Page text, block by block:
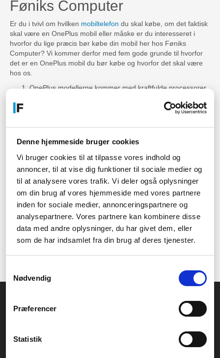
Denne hjemmeside bruger cookies
Vi bruger cookies til at tilpasse vores indhold og
annoncer, til at vise dig funktioner til sociale medier og
til at analysere vores trafik. Vi deler også oplysninger
om din brug af vores hjemmeside med vores partnere
inden for sociale medier, annonceringspartnere og
analysepartnere. Vores partnere kan kombinere disse
data med andre oplysninger, du har givet dem, eller
som de har indsamlet fra din brug af deres tjenester.
Nødvendig
Præferencer
Statistik
Føniks Computer
Er du i tvivl om hvilken mobiltelefon du skal købe, om det faktisk
skal være en OnePlus mobil eller måske er du interesseret i
hvorfor du lige præcis bør købe din mobil her hos Føniks
Computer? Vi kommer derfor med fem gode grunde til hvorfor
det er en OnePlus mobil du bør købe og hvorfor det skal være
hos os.
OnePlus modellerne kommer med kraftfulde processorer,
De bruger deres egen Android baseret styresystem,
Mobiltelefonerne kommer i smukke, men enkle designs, i
OnePlus har siden 2013 skabt innovative mobiler til stor
anerkendelse af mange på smartphonemarkedet.
Hos Føniks Computer kan du købe OnePlus billigt og få
Der er mange andre gode grunde til at vælge en mobiltelefon fra
OnePlus og hvis du er yderligere interesseret i de forskellige
modeller, så kan du altid læse op omkring deres specs og
ydeevner under deres individuelle produktbeskrivelser. Her kan
du også se lagerstatus og leveringstiden, så du nemt kan vælge
den mobiltelefon der passer til dine ønsker ift. model, pris og
CVR.: 26208637
Generelle henvendelser: